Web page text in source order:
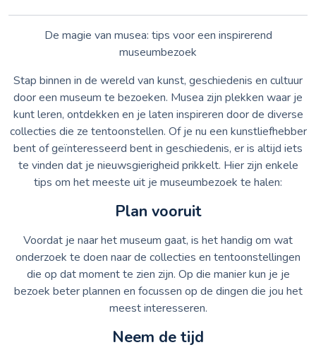
De magie van musea: tips voor een inspirerend
museumbezoek
Stap binnen in de wereld van kunst, geschiedenis en cultuur
door een museum te bezoeken. Musea zijn plekken waar je
kunt leren, ontdekken en je laten inspireren door de diverse
collecties die ze tentoonstellen. Of je nu een kunstliefhebber
bent of geïnteresseerd bent in geschiedenis, er is altijd iets
te vinden dat je nieuwsgierigheid prikkelt. Hier zijn enkele
tips om het meeste uit je museumbezoek te halen:
Plan vooruit
Voordat je naar het museum gaat, is het handig om wat
onderzoek te doen naar de collecties en tentoonstellingen
die op dat moment te zien zijn. Op die manier kun je je
bezoek beter plannen en focussen op de dingen die jou het
meest interesseren.
Neem de tijd